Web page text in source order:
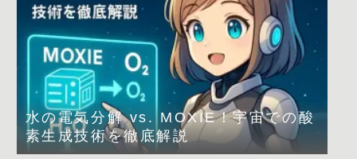
水の電気分解 vs. MOXIE！宇宙での酸
素生成技術を徹底解説